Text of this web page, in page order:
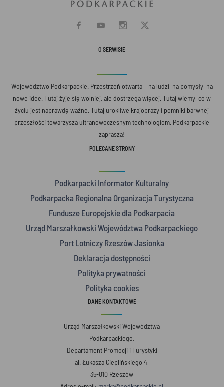
O SERWISIE
Województwo Podkarpackie. Przestrzeń otwarta – na ludzi, na pomysły, na
nowe idee. Tutaj żyje się wolniej, ale dostrzega więcej. Tutaj wiemy, co w
życiu jest naprawdę ważne. Tutaj urokliwe krajobrazy i pomniki barwnej
przeszłości towarzyszą ultranowoczesnym technologiom. Podkarpackie
zaprasza!
POLECANE STRONY
Podkarpacki Informator Kulturalny
Podkarpacka Regionalna Organizacja Turystyczna
Fundusze Europejskie dla Podkarpacia
Urząd Marszałkowski Województwa Podkarpackiego
Port Lotniczy Rzeszów Jasionka
Deklaracja dostępności
Polityka prywatności
Polityka cookies
DANE KONTAKTOWE
Urząd Marszałkowski Województwa
Podkarpackiego,
Departament Promocji i Turystyki
al. Łukasza Cieplińskiego 4,
35-010 Rzeszów